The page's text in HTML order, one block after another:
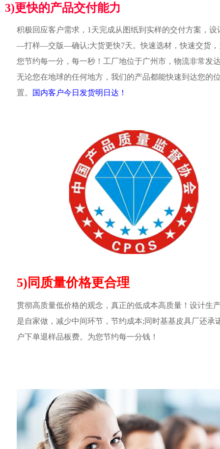
3)更快的产品交付能力
积极回应客户需求，1天完成从图纸到实样的交付方案，设
—打样—交版—确认;大货更快7天。快速选材，快速交货
您节约每一分，每一秒！工厂地位于广州市，物流非常发
无论您在地球的任何地方，我们的产品都能快速到达您的
置。
国内客户今日发货明日达！
5)同质量价格更合理
贯彻高质量低价格的观念，真正的低成本高质量！设计生
是自家做，减少中间环节，节约成本;同时基基皮具厂还承
户下单退样品板费。为您节约每一分钱！